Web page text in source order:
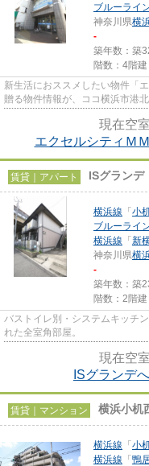
ブルーライ
神奈川県横
-
築年数：築
階数：4階建
新生活におススメしたい物件「
贈る物件情報が、ココ横浜市港
現在空
エクセルシティＭ
賃貸｜アパート ISグランデ
横浜線 「 小
ブルーライ
横浜線 「 新
神奈川県横
-
築年数：築
階数：2階建
バストイレ別・システムキッチ
れた全室角部屋。
現在空
ISグランデ
賃貸｜マンション 横浜小机
横浜線 「 小
横浜線 「 鴨